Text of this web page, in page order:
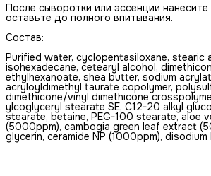
После сыворотки или эссенции
оставьте до полного впитывания.
Состав:
Purified water, cyclopentasiloxane, stearic
isohexadecane, cetearyl alcohol,
ethylhexanoate, shea butter, sodium
acryloyldimethyl taurate copolymer,
dimethicone/vinyl dimethicone
ylcoglyceryl stearate SE, C12-20 alkyl
stearate, betaine, PEG-100 stearate, aloe
(5000ppm), cambogia green leaf extract
glycerin, ceramide NP (1000ppm), disodium